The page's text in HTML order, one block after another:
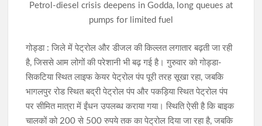
जेपीएससी-जेएसएससी(JPSC) परीक्षा विवाद: विधानसभा घेराव के दौरान
हंगामा, छात्र नेता नेहा बोरा पर फेंकी गई स्याही
Petrol-diesel crisis deepens in Godda, long queues at
pumps for limited fuel
गोड्डा : जिले में पेट्रोल और डीजल की किल्लत लगातार बढ़ती जा रही
है, जिससे आम लोगों की परेशानी भी बढ़ गई है। गुरुवार को गोड्डा-
सिकटिया स्थित लाइफ केयर पेट्रोल पंप पूरी तरह सूखा रहा, जबकि
भागलपुर रोड स्थित बद्री पेट्रोल पंप और पकड़िया स्थित पेट्रोल पंप
पर सीमित मात्रा में ईंधन उपलब्ध कराया गया। स्थिति ऐसी है कि बाइक
चालकों को 200 से 500 रुपये तक का पेट्रोल दिया जा रहा है, जबकि